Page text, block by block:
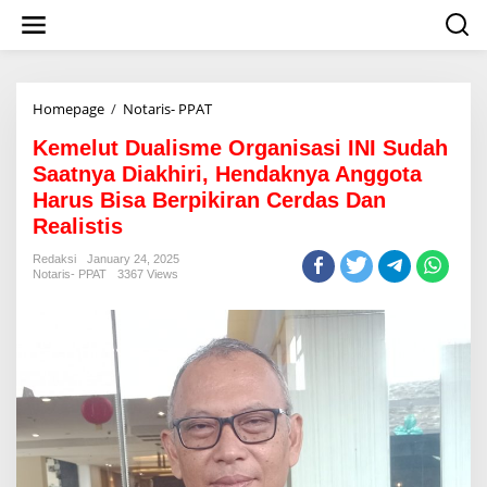
i
Homepage / Notaris- PPAT
m
e
l
u
s
m
r
g
a
n
Kemelut Dualisme Organisasi INI Sudah
Saatnya Diakhiri, Hendaknya Anggota
Harus Bisa Berpikiran Cerdas Dan
Realistis
Redaksi
January 24, 2025
Notaris- PPAT
3367 Views